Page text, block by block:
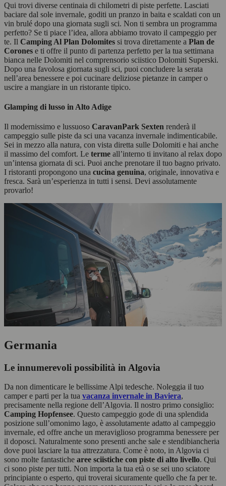
Qui trovi diverse centinaia di chilometri di piste perfette. Lasciati
baciare dal sole invernale, goditi un pranzo in baita e scaldati con un
vin brulé dopo una giornata sugli sci. Non ti sembra un programma
perfetto? Se ti piace l’idea, allora abbiamo trovato il campeggio per
te. Il Camping Al Plan Dolomites si trova direttamente a Plan de
Corones e ti offre il punto di partenza perfetto per la tua settimana
bianca nelle Dolomiti nel comprensorio sciistico Dolomiti Superski.
Dopo una favolosa giornata sugli sci, puoi concludere la serata
nell’area benessere e poi cucinare deliziose pietanze in camper o
uscire a mangiare in un ristorante tipico.
Glamping di lusso in Alto Adige
Il modernissimo e lussuoso CaravanPark Sexten renderà il
campeggio sulle piste da sci una vacanza invernale indimenticabile.
Sei in mezzo alla natura, con vista diretta sulle Dolomiti e hai anche
il massimo del comfort. Le terme all’interno ti invitano al relax dopo
un’intensa giornata di sci. Puoi anche prenotare il tuo bagno privato.
I ristoranti propongono una cucina genuina, originale, innovativa e
fresca. Sarà un’esperienza in tutti i sensi. Devi assolutamente
provarlo!
Germania
Le innumerevoli possibilità in Algovia
Da non dimenticare le bellissime Alpi tedesche. Noleggia il tuo
camper e parti per la tua vacanza invernale in Baviera,
precisamente nella regione dell’Algovia. Il nostro primo consiglio:
Camping Hopfensee. Questo campeggio gode di una splendida
posizione sull’omonimo lago, è assolutamente adatto al campeggio
invernale, ed offre anche un meraviglioso programma benessere per
il doposci. Naturalmente sono presenti anche sale e stendibiancheria
dove puoi lasciare la tua attrezzatura. Come è noto, in Algovia ci
sono molte fantastiche aree sciistiche con piste di alto livello. Qui
ci sono piste per tutti. Non importa la tua età o se sei uno sciatore
principiante o esperto, qui troverai sicuramente quello che fa per te.